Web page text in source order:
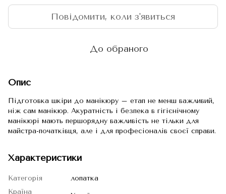
Повідомити, коли з'явиться
До обраного
Опис
Підготовка шкіри до манікюру – етап не менш важливий,
ніж сам манікюр. Акуратність і безпека в гігієнічному
манікюрі мають першорядну важливість не тільки для
майстра-початківця, але і для професіоналів своєї справи.
Характеристики
Категорія
лопатка
Країна